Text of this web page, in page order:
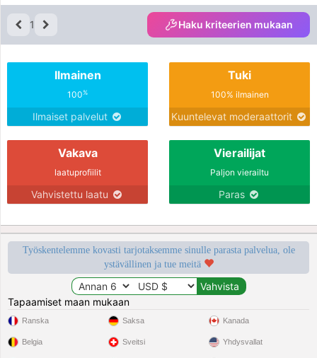
1 Haku kriteerien mukaan
Ilmainen
100%
Ilmaiset palvelut
Tuki
100% ilmainen
Kuuntelevat moderaattorit
Vakava
laatuprofiilit
Vahvistettu laatu
Vierailijat
Paljon vierailtu
Paras
Työskentelemme kovasti tarjotaksemme sinulle parasta palvelua, ole
ystävällinen ja tue meitä
Tapaamiset maan mukaan
Ranska
Belgia
Saksa
Sveitsi
Kanada
Yhdysvallat